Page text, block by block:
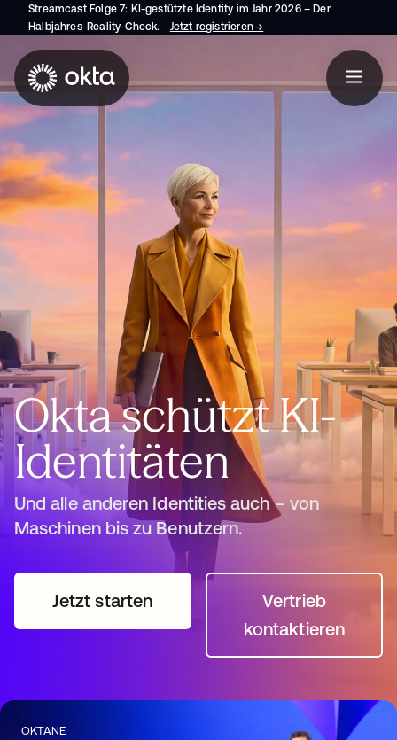
Streamcast Folge 7: KI-gestützte Identity im Jahr 2026 – Der
Halbjahres-Reality-Check.
Jetzt registrieren→
Okta schützt KI-
Identitäten
Und alle anderen Identities auch – von
Maschinen bis zu Benutzern.
Jetzt startenwird in einer neuen Registerkarte
Vertrieb
kontaktieren
OKTANE